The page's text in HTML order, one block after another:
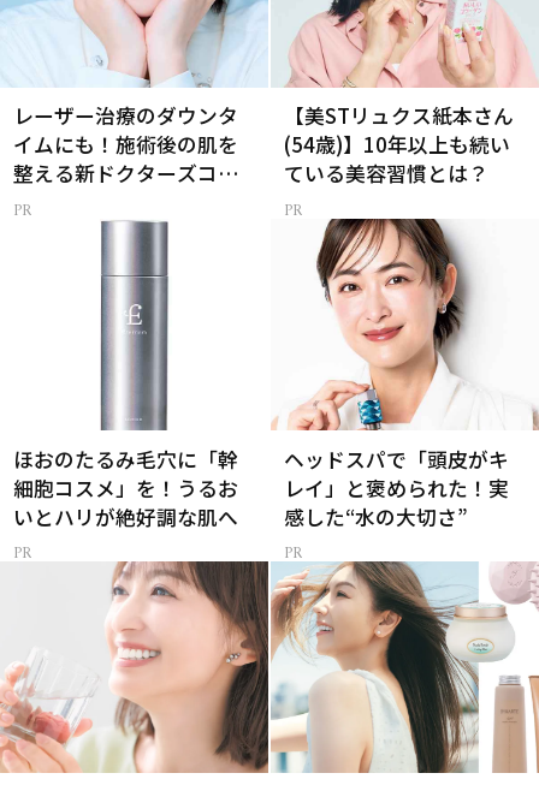
レーザー治療のダウンタ
イムにも！施術後の肌を
整える新ドクターズコス
メ
【美STリュクス紙本さん
(54歳)】10年以上も続い
ている美容習慣とは？
ほおのたるみ毛穴に「幹
細胞コスメ」を！うるお
いとハリが絶好調な肌へ
ヘッドスパで「頭皮がキ
レイ」と褒められた！実
感した“水の大切さ”